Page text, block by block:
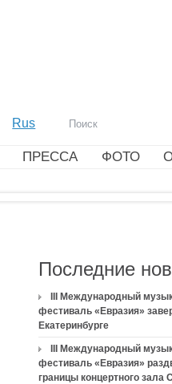
Rus
ПРЕССА ФОТО
Последние
III Международный
фестиваль «Евразия»
Екатеринбурге
III Международный
фестиваль «Евразия»
границы концертного зала